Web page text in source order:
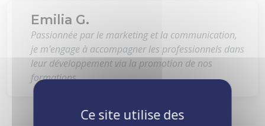
Emilia G.
Passionnée par le marketing et la communication,
je m'engage à accompagner les professionnels dans
leur développement via la promotion de nos
formations.
Ce site utilise des